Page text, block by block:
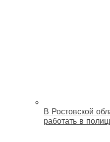
В Ростовской
работать в